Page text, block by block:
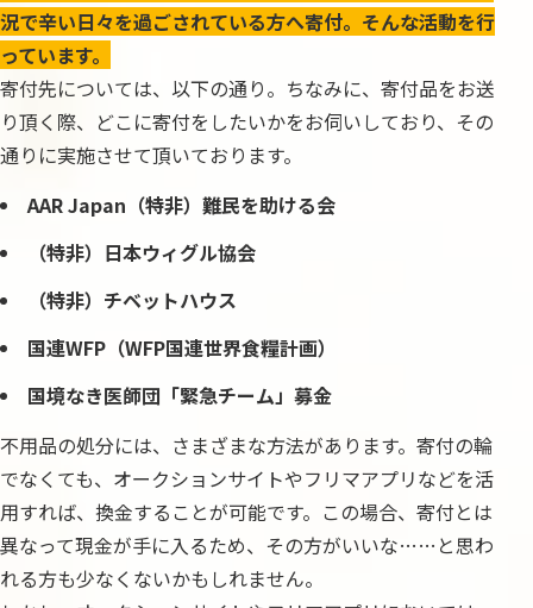
況で辛い日々を過ごされている方へ寄付。そんな活動を行
っています。
寄付先については、以下の通り。ちなみに、寄付品をお送
り頂く際、どこに寄付をしたいかをお伺いしており、その
通りに実施させて頂いております。
AAR Japan（特非）難民を助ける会
（特非）日本ウィグル協会
（特非）チベットハウス
国連WFP（WFP国連世界食糧計画）
国境なき医師団「緊急チーム」募金
不用品の処分には、さまざまな方法があります。寄付の輪
でなくても、オークションサイトやフリマアプリなどを活
用すれば、換金することが可能です。この場合、寄付とは
異なって現金が手に入るため、その方がいいな……と思わ
れる方も少なくないかもしれません。